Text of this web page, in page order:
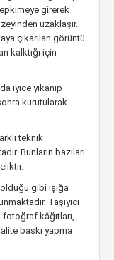
girerek
uzaklaşır.
çıkarılan görüntü
kalktığı için
iyice yıkanıp
kurutularak
teknik
Bunların bazıları
gibi ışığa
Taşıyıcı
fotoğraf kâğıtları,
baskı yapma